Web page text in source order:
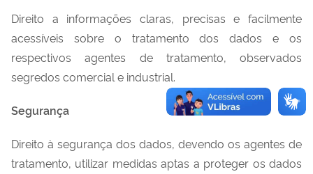
Direito a informações claras, precisas e facilmente
acessíveis sobre o tratamento dos dados e os
respectivos agentes de tratamento, observados
segredos comercial e industrial.
Segurança
Direito à segurança dos dados, devendo os agentes de
tratamento, utilizar medidas aptas a proteger os dados